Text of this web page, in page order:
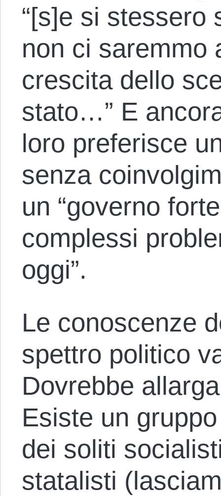
“[s]e si stessero
non ci saremmo
crescita dello
stato…” E
loro preferisce
senza
un “governo
complessi
oggi”.
Le conoscenze
spettro politico
Dovrebbe
Esiste un
dei soliti
statalisti